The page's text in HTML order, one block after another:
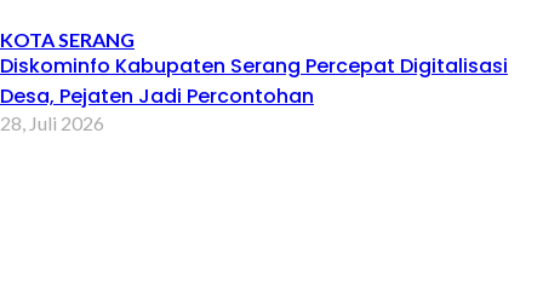
KOTA SERANG
Diskominfo Kabupaten Serang Percepat Digitalisasi
Desa, Pejaten Jadi Percontohan
28, Juli 2026